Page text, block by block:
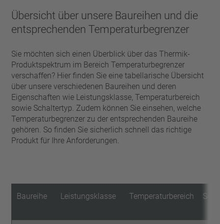
Übersicht über unsere Baureihen und die
entsprechenden Temperaturbegrenzer
Sie möchten sich einen Überblick über das Thermik-
Produktspektrum im Bereich Temperaturbegrenzer
verschaffen? Hier finden Sie eine tabellarische Übersicht
über unsere verschiedenen Baureihen und deren
Eigenschaften wie Leistungsklasse, Temperaturbereich
sowie Schaltertyp. Zudem können Sie einsehen, welche
Temperaturbegrenzer zu der entsprechenden Baureihe
gehören. So finden Sie sicherlich schnell das richtige
Produkt für Ihre Anforderungen.
Baureihe Leistungsklasse Temperaturbereich